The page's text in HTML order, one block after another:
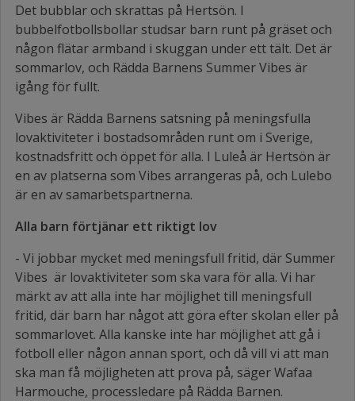
Det bubblar och skrattas på Hertsön. I
bubbelfotbollsbollar studsar barn runt på gräset och
någon flätar armband i skuggan under ett tält. Det är
sommarlov, och Rädda Barnens Summer Vibes är
igång för fullt.
Vibes är Rädda Barnens satsning på meningsfulla
lovaktiviteter i bostadsområden runt om i Sverige,
kostnadsfritt och öppet för alla. I Luleå är Hertsön är
en av platserna som Vibes arrangeras på, och Lulebo
är en av samarbetspartnerna.
Alla barn förtjänar ett riktigt lov
- Vi jobbar mycket med meningsfull fritid, där Summer
Vibes är lovaktiviteter som ska vara för alla. Vi har
märkt av att alla inte har möjlighet till meningsfull
fritid, där barn har något att göra efter skolan eller på
sommarlovet. Alla kanske inte har möjlighet att gå i
fotboll eller någon annan sport, och då vill vi att man
ska man få möjligheten att prova på, säger Wafaa
Harmouche, processledare på Rädda Barnen.